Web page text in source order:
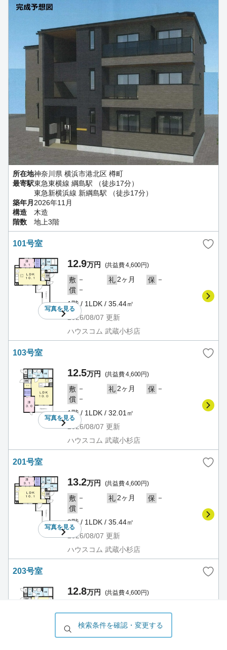
所在地神奈川県 横浜市港北区 樽町
最寄駅東急東横線 綱島駅 （徒歩17分）
東急新横浜線 新綱島駅 （徒歩17分）
築年月 2026年11月
構造
木造
階数
地上3階
101号室
写真を見る
12.9万円 (共益費 4,600円)
敷 － 礼 2ヶ月 保 －
償 －
1階 / 1LDK / 35.44㎡
2026/08/07 更新
ハウスコム 武蔵小杉店
103号室
写真を見る
12.5万円 (共益費 4,600円)
敷 － 礼 2ヶ月 保 －
償 －
1階 / 1LDK / 32.01㎡
2026/08/07 更新
ハウスコム 武蔵小杉店
201号室
写真を見る
13.2万円 (共益費 4,600円)
敷 － 礼 2ヶ月 保 －
償 －
2階 / 1LDK / 35.44㎡
2026/08/07 更新
ハウスコム 武蔵小杉店
203号室
写真を見る
12.8万円 (共益費 4,600円)
2階 / 1LDK / 32.01㎡
検索条件を確認・変更する